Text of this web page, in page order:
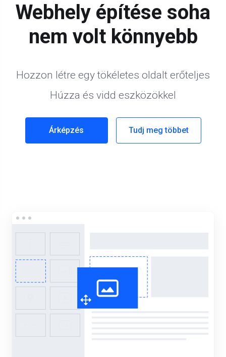
Webhely építése soha
nem volt könnyebb
Hozzon létre egy tökéletes oldalt erőteljes
Húzza és vidd eszközökkel
Árképzés Tudj meg többet